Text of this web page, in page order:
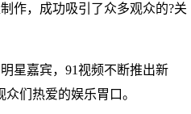
作，成功吸引了众多观众的?关
星嘉宾，91视频不断推出新
们热爱的娱乐胃口。